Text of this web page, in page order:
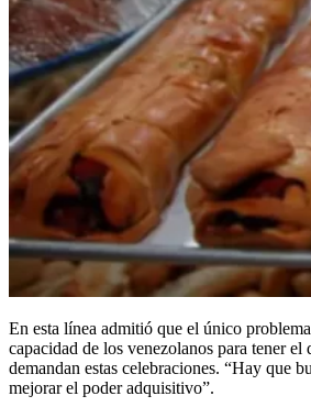
En esta línea admitió que el único
capacidad de los venezolanos para tener
demandan estas celebraciones. “Hay que
mejorar el poder adquisitivo”.